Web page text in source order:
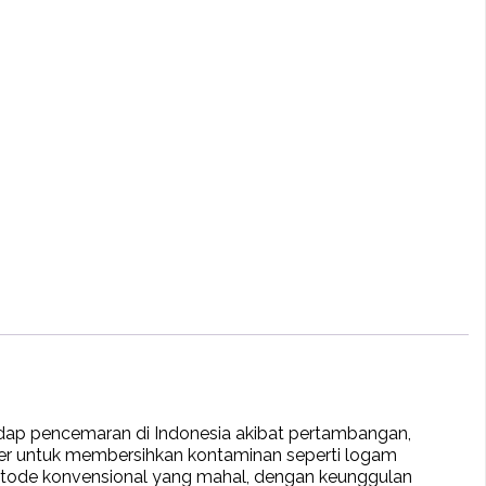
pencemaran di Indonesia akibat pertambangan,
untuk membersihkan kontaminan seperti logam
konvensional yang mahal, dengan keunggulan